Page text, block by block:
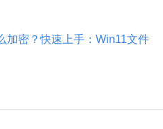
加密？快速上手：Win11文件